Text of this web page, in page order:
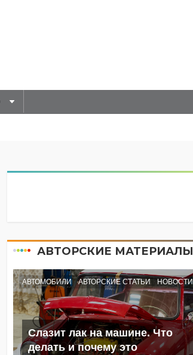
АВТОРСКИЕ МАТЕРИАЛЫ
АВТОМОБИЛИ АВТОРСКИЕ СТАТЬИ НОВОСТИ
Слазит лак на машине. Что
делать и почему это